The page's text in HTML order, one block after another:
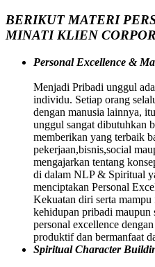
BERIKUT MATERI
MINATI KLIEN
Personal Excellence &
Menjadi Pribadi unggul
individu. Setiap orang
dengan manusia lainnya,
unggul sangat dibutuhkan
memberikan yang terbaik
pekerjaan,bisnis,social
mengajarkan tentang
di dalam NLP & Spiritual
menciptakan Personal
Kekuatan diri serta mampu
kehidupan pribadi maupun
personal excellence
produktif dan bermanfaat
Spiritual Character